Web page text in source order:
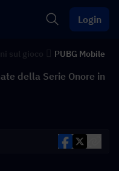
Login
PUBG Mobile
della Serie Onore in